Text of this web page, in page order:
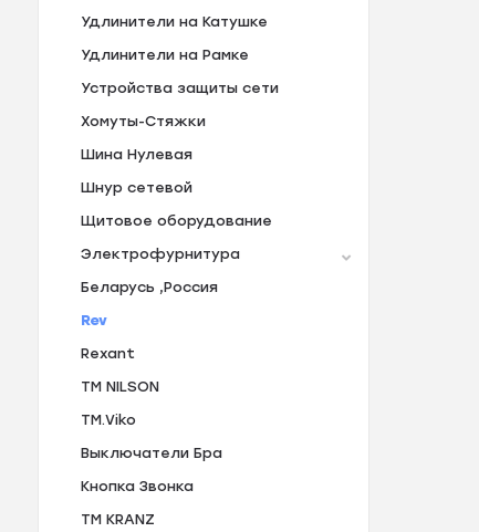
Удлинители на Катушке
Удлинители на Рамке
Устройства защиты сети
Хомуты-Стяжки
Шина Нулевая
Шнур сетевой
Щитовое оборудование
Электрофурнитура
Беларусь ,Россия
Rev
Rexant
TM NILSON
TM.Viko
Выключатели Бра
Кнопка Звонка
ТM KRANZ